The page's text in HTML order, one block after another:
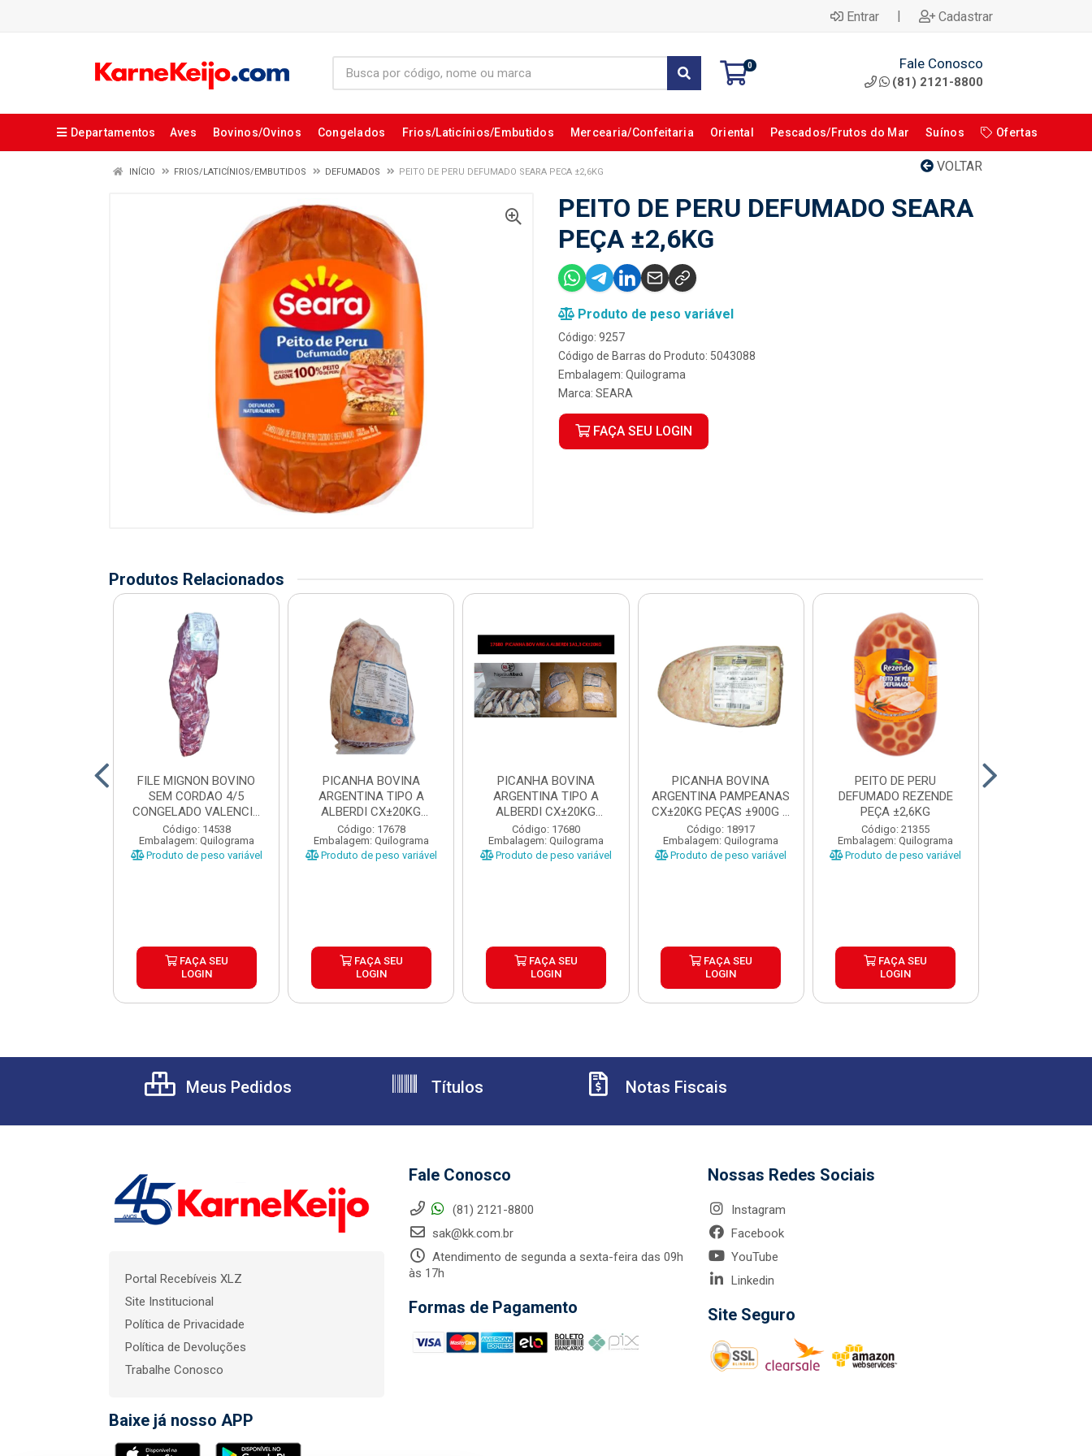
Entrar | Cadastrar
0 Fale Conosco
(81) 2121-8800
Departamentos Aves Bovinos/Ovinos Congelados Frios/Laticínios/Embutidos Mercearia/Confeitaria Oriental Pescados/Frutos do Mar Suínos Ofertas
VOLTAR
INÍCIO FRIOS/LATICÍNIOS/EMBUTIDOS DEFUMADOS PEITO DE PERU DEFUMADO SEARA PECA ±2,6KG
PEITO DE PERU DEFUMADO SEARA
PEÇA ±2,6KG
Produto de peso variável
Código: 9257
Código de Barras do Produto: 5043088
Embalagem: Quilograma
Marca: SEARA
FAÇA SEU LOGIN
Produtos Relacionados
FILE MIGNON BOVINO
SEM CORDAO 4/5
CONGELADO VALENCIO
CAIXA ±...
Código: 14538
Embalagem: Quilograma
Produto de peso variável
FAÇA SEU
LOGIN
PICANHA BOVINA
ARGENTINA TIPO A
ALBERDI CX±20KG
PEÇAS ±1,3 A...
Código: 17678
Embalagem: Quilograma
Produto de peso variável
FAÇA SEU
LOGIN
PICANHA BOVINA
ARGENTINA TIPO A
ALBERDI CX±20KG
PEÇAS ±1 A 1...
Código: 17680
Embalagem: Quilograma
Produto de peso variável
FAÇA SEU
LOGIN
PICANHA BOVINA
ARGENTINA PAMPEANAS
CX±20KG PEÇAS ±900G A
1,3...
Código: 18917
Embalagem: Quilograma
Produto de peso variável
FAÇA SEU
LOGIN
PEITO DE PERU
DEFUMADO REZENDE
PEÇA ±2,6KG
Código: 21355
Embalagem: Quilograma
Produto de peso variável
FAÇA SEU
LOGIN
Meus Pedidos Títulos Notas Fiscais
Portal Recebíveis XLZ
Site Institucional
Política de Privacidade
Política de Devoluções
Trabalhe Conosco
Baixe já nosso APP
Fale Conosco
(81) 2121-8800
sak@kk.com.br
Atendimento de segunda a sexta-feira das 09h
às 17h
Formas de Pagamento
Nossas Redes Sociais
Instagram
Facebook
YouTube
Linkedin
Site Seguro